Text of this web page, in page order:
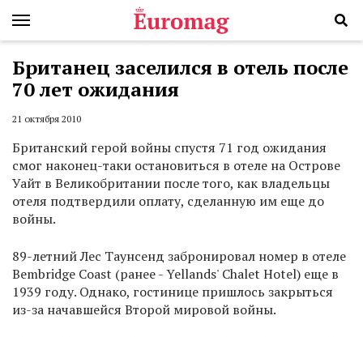
Британец заселился в отель после
70 лет ожидания
21 октября 2010
Британский герой войны спустя 71 год ожидания
смог наконец-таки остановиться в отеле на Острове
Уайт в Великобритании после того, как владельцы
отеля подтвердили оплату, сделанную им еще до
войны.
89-летний Лес Таунсенд забронировал номер в отеле
Bembridge Coast (ранее - Yellands' Chalet Hotel) еще в
1939 году. Однако, гостинице пришлось закрыться
из-за начавшейся Второй мировой войны.